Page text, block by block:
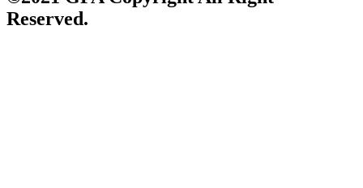
Reserved.